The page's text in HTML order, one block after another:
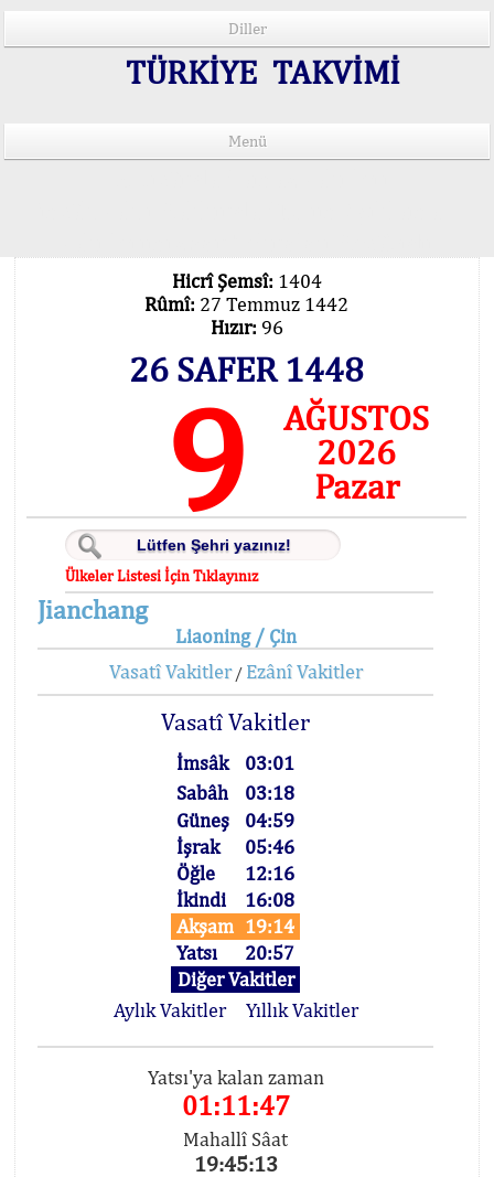
Diller
TÜRKİYE TAKVİMİ
Menü
Hicrî Şemsî: 1404
Rûmî: 27 Temmuz 1442
Hızır: 96
26 SAFER 1448
9
AĞUSTOS
2026
Pazar
Ülkeler Listesi İçin Tıklayınız
Jianchang
Liaoning / Çin
Vasatî Vakitler/ Ezânî Vakitler
Vasatî Vakitler
İmsâk
03:01
Sabâh
03:18
Güneş
04:59
İşrak
05:46
Öğle
12:16
İkindi
16:08
Akşam 19:14
Yatsı
20:57
Diğer Vakitler
Aylık Vakitler
Yıllık Vakitler
Yatsı'ya kalan zaman
01:11:47
Mahallî Sâat
19:45:13